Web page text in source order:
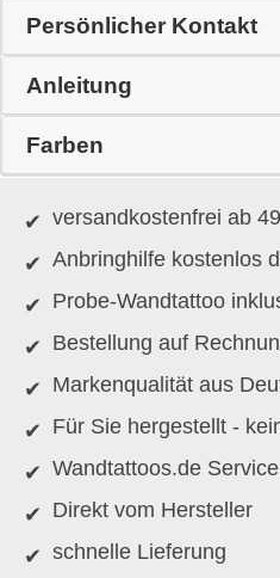
Persönlicher Kontakt
Anleitung
Farben
versandkostenfrei ab
Anbringhilfe kostenlos
Probe-Wandtattoo
Bestellung auf
Markenqualität aus
Für Sie hergestellt -
Wandtattoos.de
Direkt vom Hersteller
schnelle Lieferung